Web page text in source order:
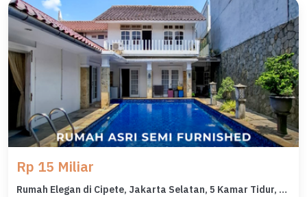
Rp 15 Miliar
Rumah Elegan di Cipete, Jakarta Selatan, 5 Kamar Tidur, LT 529m²